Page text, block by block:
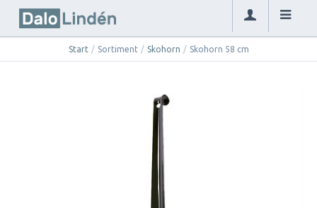
Start / Sortiment / Skohorn / Skohorn 58 cm